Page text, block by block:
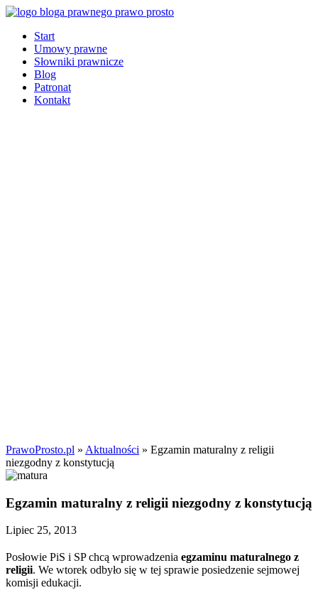
Start
Umowy prawne
Słowniki prawnicze
Blog
Patronat
Kontakt
PrawoProsto.pl » Aktualności » Egzamin maturalny z religii
niezgodny z konstytucją
Egzamin maturalny z religii niezgodny z konstytucją
Lipiec 25, 2013
Posłowie PiS i SP chcą wprowadzenia egzaminu maturalnego z
religii. We wtorek odbyło się w tej sprawie posiedzenie sejmowej
komisji edukacji.